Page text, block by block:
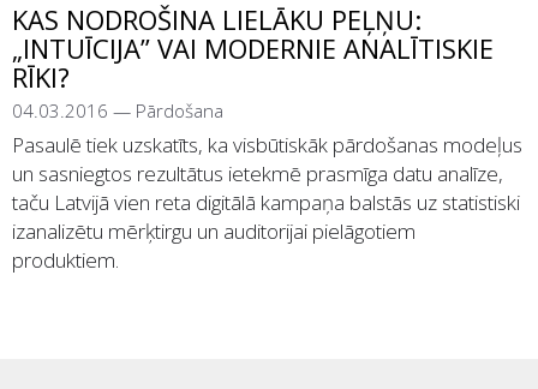
KAS NODROŠINA LIELĀKU PEĻŅU:
„INTUĪCIJA” VAI MODERNIE ANALĪTISKIE
RĪKI?
04.03.2016 — Pārdošana
Pasaulē tiek uzskatīts, ka visbūtiskāk pārdošanas modeļus
un sasniegtos rezultātus ietekmē prasmīga datu analīze,
taču Latvijā vien reta digitālā kampaņa balstās uz statistiski
izanalizētu mērķtirgu un auditorijai pielāgotiem
produktiem.